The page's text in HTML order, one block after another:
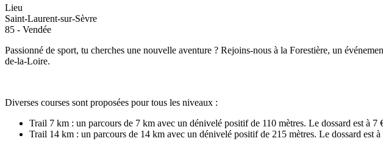
Lieu
Saint-Laurent-sur-Sèvre
85 - Vendée
Passionné de sport, tu cherches une nouvelle aventure ? Rejoins-nous à la Forestière, un
de-la-Loire.
Diverses courses sont proposées pour tous les niveaux :
Trail 7 km : un parcours de 7 km avec un dénivelé positif de 110 mètres. Le dossard est à 7
Trail 14 km : un parcours de 14 km avec un dénivelé positif de 215 mètres. Le dossard est à